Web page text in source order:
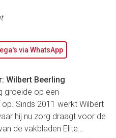
via WhatsApp
Wilbert Beerling
groeide op een
Sinds 2011 werkt Wilbert
hij nu zorg draagt voor de
de vakbladen Elite...